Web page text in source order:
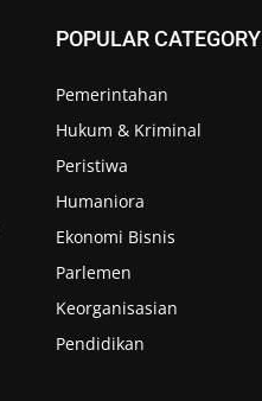
POPULAR CATEGORY
Pemerintahan
Hukum & Kriminal
Peristiwa
Humaniora
Ekonomi Bisnis
Parlemen
Keorganisasian
Pendidikan